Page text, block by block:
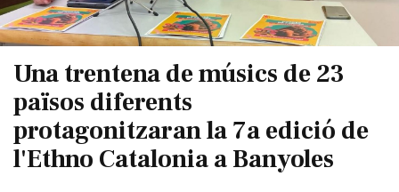
Una trentena de músics de 23
països diferents
protagonitzaran la 7a edició de
l'Ethno Catalonia a Banyoles